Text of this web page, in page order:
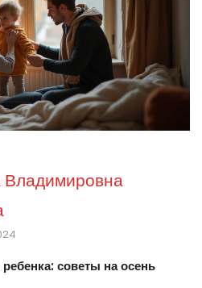
Владимировна
ребенка: советы на осень